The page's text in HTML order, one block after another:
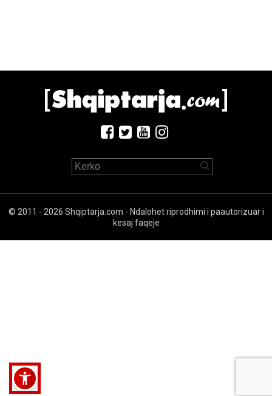
© 2011 - 2026 Shqiptarja.com - Ndalohet riprodhimi i paautorizuar i
kesaj faqeje